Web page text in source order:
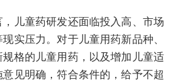
儿童药研发还面临投入高、市场
实压力。对于儿童用药新品种、
格的儿童用药，以及增加儿童适
见明确，符合条件的，给予不超